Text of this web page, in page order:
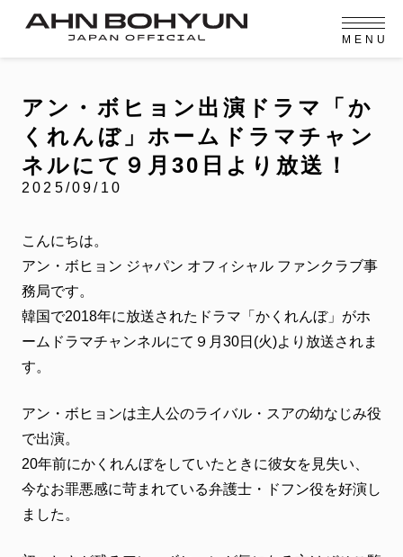
PROFILE
プロフィール
EVENT
イベント
MEMBERSHIP
メンバーシップ
ファンクラブ
FC NEWS
FCニュース
VIDEO
ビデオ
OFFICIAL MENU
MEMBERSHIP MENU
FC NEWSVIDEO GALLERY
arrow_rightJOIN US arrow_rightLOGIN
M E N U
アン・ボヒョン出演ドラマ「か
くれんぼ」ホームドラマチャン
ネルにて９月30日より放送！
2025/09/10
こんにちは。
アン・ボヒョン ジャパン オフィシャル ファンクラブ事
務局です。
韓国で2018年に放送されたドラマ「かくれんぼ」がホ
ームドラマチャンネルにて９月30日(火)より放送されま
す。
アン・ボヒョンは主人公のライバル・スアの幼なじみ役
で出演。
20年前にかくれんぼをしていたときに彼女を見失い、
今なお罪悪感に苛まれている弁護士・ドフン役を好演し
ました。